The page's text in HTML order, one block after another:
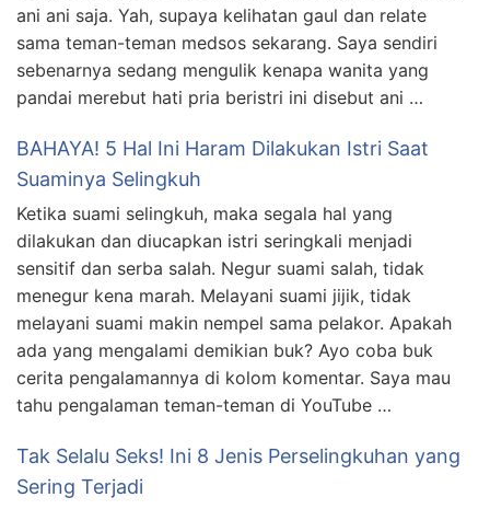
ani ani saja. Yah, supaya kelihatan gaul dan relate
sama teman-teman medsos sekarang. Saya sendiri
sebenarnya sedang mengulik kenapa wanita yang
pandai merebut hati pria beristri ini disebut ani …
BAHAYA! 5 Hal Ini Haram Dilakukan Istri Saat
Suaminya Selingkuh
Ketika suami selingkuh, maka segala hal yang
dilakukan dan diucapkan istri seringkali menjadi
sensitif dan serba salah. Negur suami salah, tidak
menegur kena marah. Melayani suami jijik, tidak
melayani suami makin nempel sama pelakor. Apakah
ada yang mengalami demikian buk? Ayo coba buk
cerita pengalamannya di kolom komentar. Saya mau
tahu pengalaman teman-teman di YouTube …
Tak Selalu Seks! Ini 8 Jenis Perselingkuhan yang
Sering Terjadi